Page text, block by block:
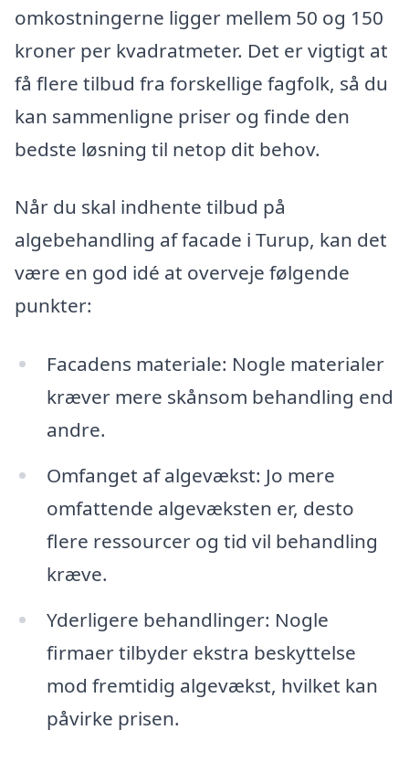
omkostningerne ligger mellem 50 og 150
kroner per kvadratmeter. Det er vigtigt at
få flere tilbud fra forskellige fagfolk, så du
kan sammenligne priser og finde den
bedste løsning til netop dit behov.
Når du skal indhente tilbud på
algebehandling af facade i Turup, kan det
være en god idé at overveje følgende
punkter:
Facadens materiale: Nogle materialer
kræver mere skånsom behandling end
andre.
Omfanget af algevækst: Jo mere
omfattende algevæksten er, desto
flere ressourcer og tid vil behandling
kræve.
Yderligere behandlinger: Nogle
firmaer tilbyder ekstra beskyttelse
mod fremtidig algevækst, hvilket kan
påvirke prisen.